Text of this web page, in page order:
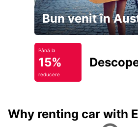
Bun venit în
Până la
15%
reducere
Why renting car with